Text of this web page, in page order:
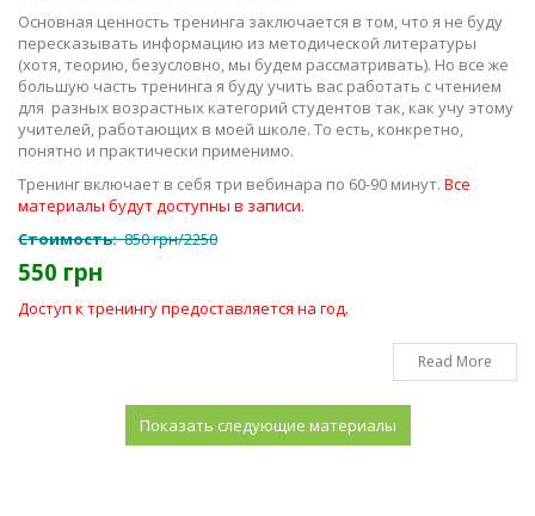
Основная ценность тренинга заключается в том, что я не буду
пересказывать информацию из методической литературы
(хотя, теорию, безусловно, мы будем рассматривать). Но все же
большую часть тренинга я буду учить вас работать с чтением
для разных возрастных категорий студентов так, как учу этому
учителей, работающих в моей школе. То есть, конкретно,
понятно и практически применимо.
Тренинг включает в себя три вебинара по 60-90 минут. Все
материалы будут доступны в записи.
Стоимость:850 грн/2250
550 грн
Доступ к тренингу предоставляется на год.
Read More